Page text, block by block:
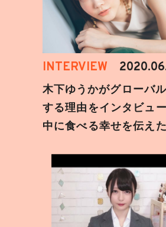
INTERVIEW
木下ゆうかがグローバ
する理由をインタビュ
中に食べる幸せを伝え